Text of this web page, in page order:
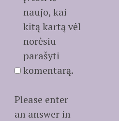
naujo, kai
kitą kartą vėl
norėsiu
parašyti
komentarą.
Please enter
an answer in